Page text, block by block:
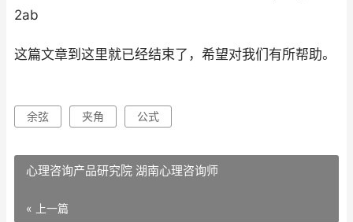
2ab
这篇文章到这里就已经结束了，希望对我们有所帮助。
余弦 夹角 公式
心理咨询产品研究院 湖南心理咨询师
« 上一篇